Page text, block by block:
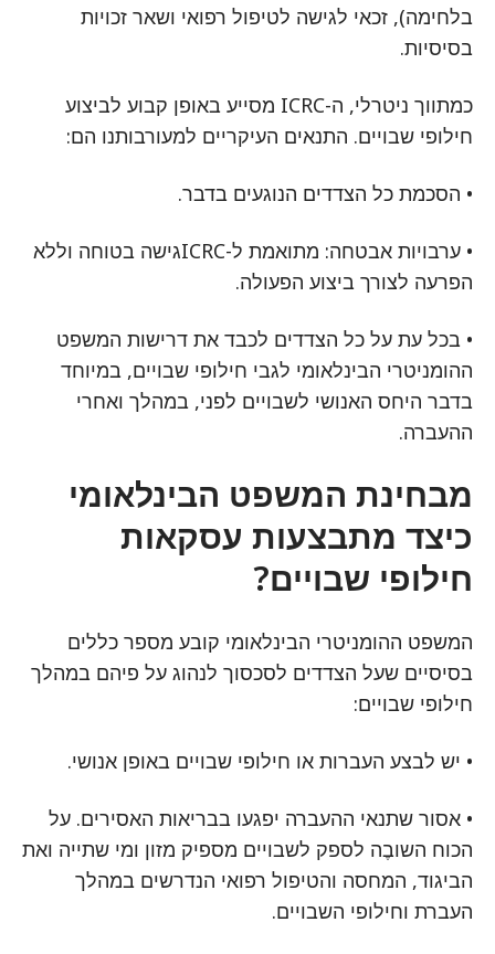
בלחימה), זכאי לגישה לטיפול רפואי ושאר זכויות
בסיסיות.
כמתווך ניטרלי, ה-ICRC מסייע באופן קבוע לביצוע
חילופי שבויים. התנאים העיקריים למעורבותנו הם:
• הסכמת כל הצדדים הנוגעים בדבר.
• ערבויות אבטחה: מתואמת ל-ICRCגישה בטוחה וללא
הפרעה לצורך ביצוע הפעולה.
• בכל עת על כל הצדדים לכבד את דרישות המשפט
ההומניטרי הבינלאומי לגבי חילופי שבויים, במיוחד
בדבר היחס האנושי לשבויים לפני, במהלך ואחרי
ההעברה.
מבחינת המשפט הבינלאומי
כיצד מתבצעות עסקאות
חילופי שבויים?
המשפט ההומניטרי הבינלאומי קובע מספר כללים
בסיסיים שעל הצדדים לסכסוך לנהוג על פיהם במהלך
חילופי שבויים:
• יש לבצע העברות או חילופי שבויים באופן אנושי.
• אסור שתנאי ההעברה יפגעו בבריאות האסירים. על
הכוח השובֶה לספק לשבויים מספיק מזון ומי שתייה ואת
הביגוד, המחסה והטיפול רפואי הנדרשים במהלך
העברת וחילופי השבויים.